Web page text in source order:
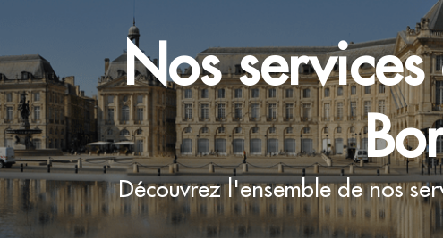
Nos
Découvrez l'ensemble de nos